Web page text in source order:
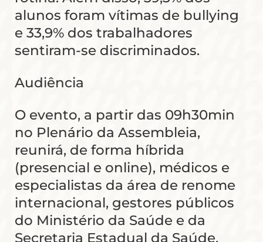
alunos foram vítimas de bullying
e 33,9% dos trabalhadores
sentiram-se discriminados.
Audiência
O evento, a partir das 09h30min
no Plenário da Assembleia,
reunirá, de forma híbrida
(presencial e online), médicos e
especialistas da área de renome
internacional, gestores públicos
do Ministério da Saúde e da
Secretaria Estadual da Saúde,